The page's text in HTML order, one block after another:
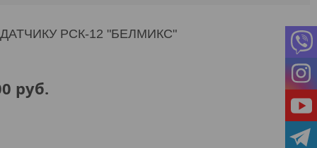
РСК-12 "БЕЛМИКС"
руб.